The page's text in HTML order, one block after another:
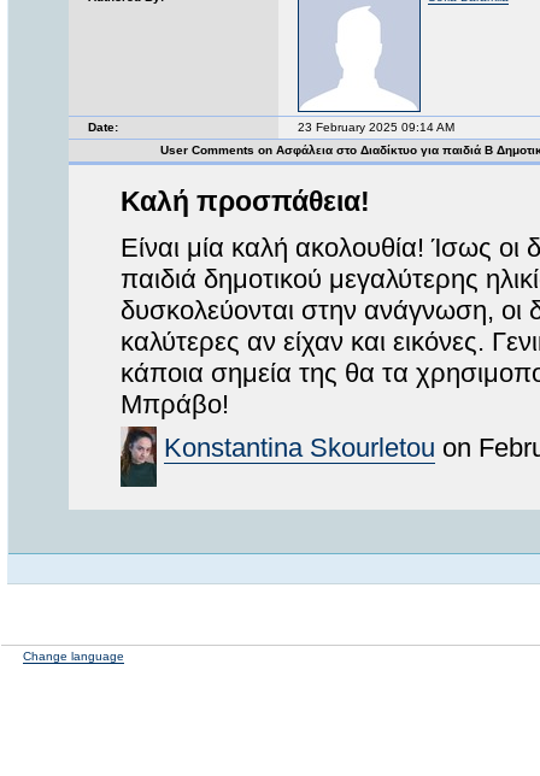
Date:
23 February 2025 09:14 AM
User Comments on Ασφάλεια στο Διαδίκτυο για παιδιά Β
Καλή προσπάθεια!
Είναι μία καλή ακολουθία! Ίσως οι
παιδιά δημοτικού μεγαλύτερης
δυσκολεύονται στην ανάγνωση, οι
καλύτερες αν είχαν και εικόνες.
κάποια σημεία της θα τα
Μπράβο!
Konstantina Skourletou on
Change language